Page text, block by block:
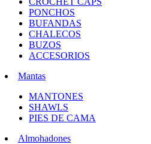
PONCHOS
BUFANDAS
CHALECOS
BUZOS
ACCESORIOS
Mantas
MANTONES
SHAWLS
PIES DE CAMA
Almohadones